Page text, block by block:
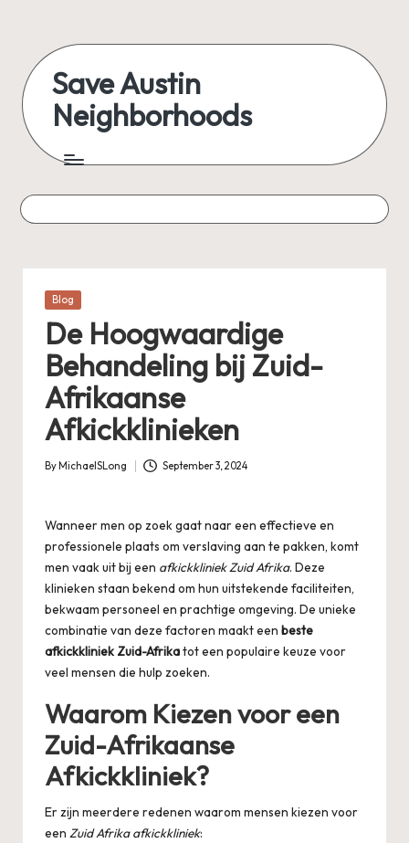
content
Save Austin
Neighborhoods
Austin
everything
Posted
Blog
De Hoogwaardige
Behandeling bij Zuid-
Afrikaanse
Afkickklinieken
Posted
By MichaelSLong September 3, 2024
Wanneer men op zoek gaat naar een effectieve en
professionele plaats om verslaving aan te pakken, komt
men vaak uit bij een afkickkliniek Zuid Afrika. Deze
klinieken staan bekend om hun uitstekende faciliteiten,
bekwaam personeel en prachtige omgeving. De unieke
combinatie van deze factoren maakt een beste
afkickkliniek Zuid-Afrikatot een populaire keuze voor
veel mensen die hulp zoeken.
Waarom Kiezen voor een
Zuid-Afrikaanse
Afkickkliniek?
Er zijn meerdere redenen waarom mensen kiezen voor
een Zuid Afrika afkickkliniek: